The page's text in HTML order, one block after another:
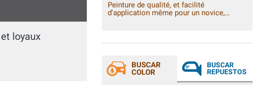
loyaux
Peinture de qualité, et facilité
d'application même pour un novice,
BUSCAR
COLOR
BUSCAR
REPUESTOS